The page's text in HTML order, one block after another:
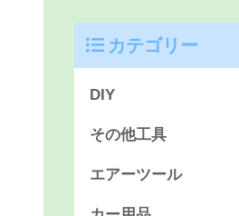
カテゴリー
DIY
その他工具
エアーツール